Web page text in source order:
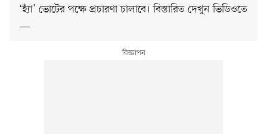
‘হ্যাঁ’ ভোটের পক্ষে প্রচারণা চালাবে। বিস্তারিত দেখুন ভিডিওতে
—